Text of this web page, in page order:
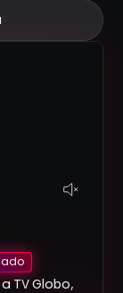
TV Globo,